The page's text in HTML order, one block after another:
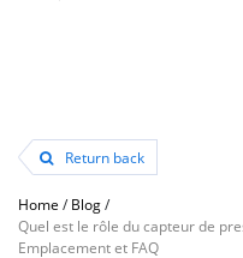
Return back
Home /Blog/
Quel est le rôle du capteur de
Emplacement et FAQ